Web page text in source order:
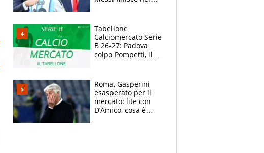
polemiche
Tabellone
Calciomercato Serie
B 26-27: Padova
colpo Pompetti, il
Roma, Gasperini
esasperato per il
mercato: lite con
D’Amico, cosa è